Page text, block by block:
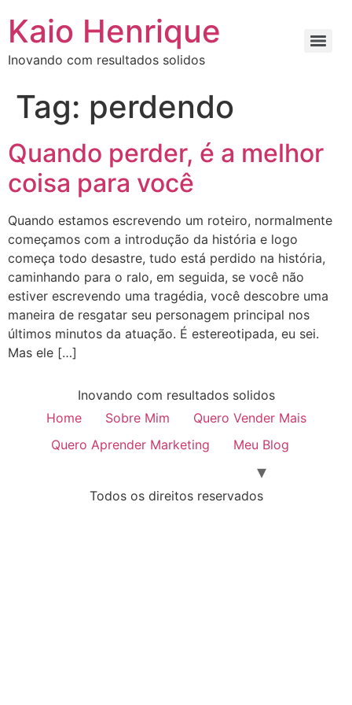
Kaio Henrique
Inovando com resultados solidos
Tag: perdendo
Quando perder, é a melhor
coisa para você
Quando estamos escrevendo um roteiro, normalmente
começamos com a introdução da história e logo
começa todo desastre, tudo está perdido na história,
caminhando para o ralo, em seguida, se você não
estiver escrevendo uma tragédia, você descobre uma
maneira de resgatar seu personagem principal nos
últimos minutos da atuação. É estereotipada, eu sei.
Mas ele […]
Inovando com resultados solidos
Home
Sobre Mim
Quero Vender Mais
Quero Aprender Marketing
Meu Blog
Todos os direitos reservados